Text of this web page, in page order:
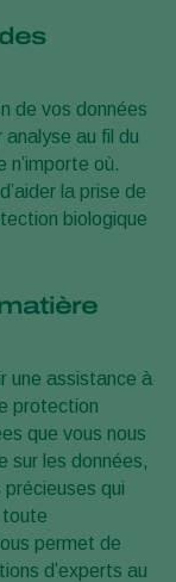
de vos données
au fil du
où.
la prise de
biologique
une assistance à
protection
que vous nous
sur les données,
qui
toute
permet de
d’experts au